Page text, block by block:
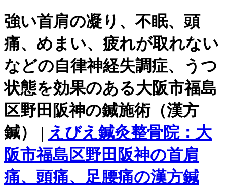
強い首肩の凝り、不眠、頭
痛、めまい、疲れが取れない
などの自律神経失調症、うつ
状態を効果のある大阪市福島
区野田阪神の鍼施術（漢方
鍼） | えびえ鍼灸整骨院：大
阪市福島区野田阪神の首肩
痛、頭痛、足腰痛の漢方鍼